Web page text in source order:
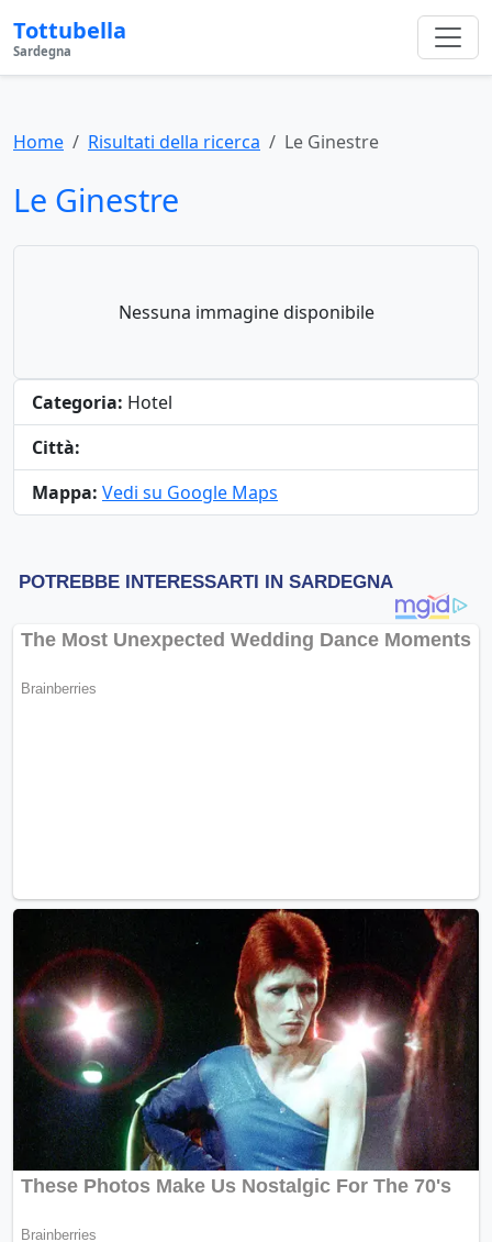
Tottubella
Sardegna
Home Risultati della ricerca Le Ginestre
Le Ginestre
Nessuna immagine disponibile
Categoria: Hotel
Città:
Mappa: Vedi su Google Maps